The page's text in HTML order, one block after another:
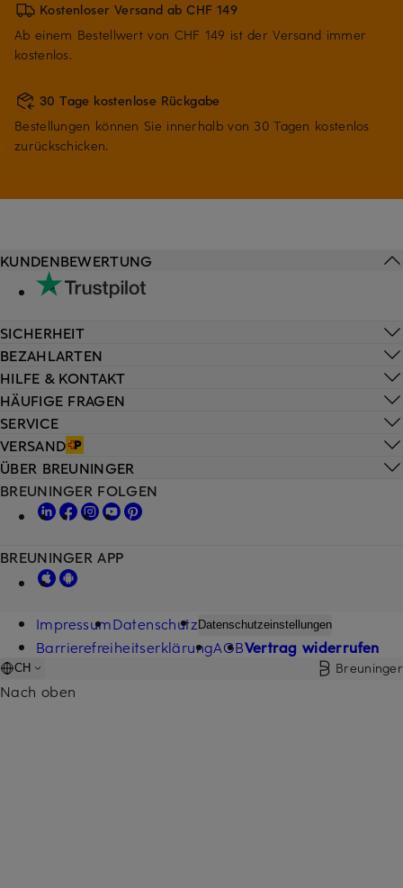
Kostenloser Versand ab CHF 149
Ab einem Bestellwert von CHF 149 ist der Versand immer
kostenlos.
30 Tage kostenlose Rückgabe
Bestellungen können Sie innerhalb von 30 Tagen kostenlos
zurückschicken.
HILFE & KONTAKT
HÄUFIGE FRAGEN
SERVICE
VERSAND
KUNDENBEWERTUNG
SICHERHEIT
BEZAHLARTEN
ÜBER BREUNINGER
BREUNINGER FOLGEN
BREUNINGER APP
ImpressumDatenschutz Datenschutzeinstellungen
BarrierefreiheitserklärungAGBVertrag widerrufen
CH Breuninger
Nach oben